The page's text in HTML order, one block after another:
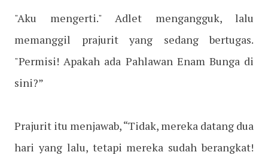
"Aku mengerti." Adlet mengangguk, lalu
memanggil prajurit yang sedang bertugas.
"Permisi! Apakah ada Pahlawan Enam Bunga di
sini?”
Prajurit itu menjawab, “Tidak, mereka datang dua
hari yang lalu, tetapi mereka sudah berangkat!